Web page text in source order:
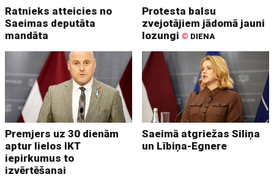
Ratnieks atteicies no
Saeimas deputāta
mandāta
Protesta balsu
zvejotājiem jādomā jauni
lozungi © DIENA
Premjers uz 30 dienām
aptur lielos IKT
iepirkumus to
izvērtēšanai
Saeimā atgriežas Siliņa
un Lībiņa-Egnere